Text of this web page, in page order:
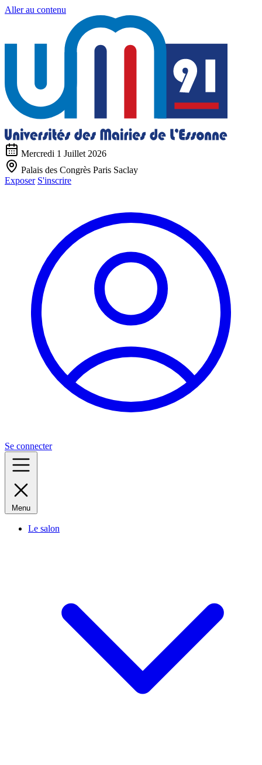
Aller au contenu
Mercredi 1 Juillet 2026
Palais des Congrès Paris Saclay
Exposer S'inscrire
Se connecter
Menu
Le salon